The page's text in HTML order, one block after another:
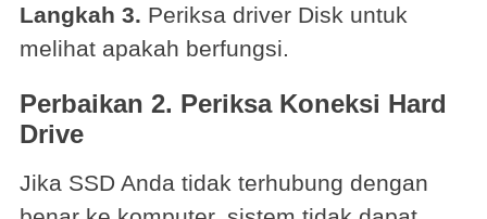
Langkah 3. Periksa driver Disk untuk
melihat apakah berfungsi.
Perbaikan 2. Periksa Koneksi Hard
Drive
Jika SSD Anda tidak terhubung dengan